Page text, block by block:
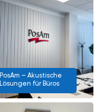
PosAm – Akustische
Lösungen für Büros